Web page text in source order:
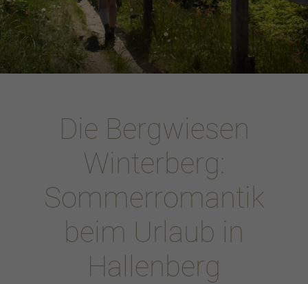
Die Bergwiesen
Winterberg:
Sommerromantik
beim Urlaub in
Hallenberg